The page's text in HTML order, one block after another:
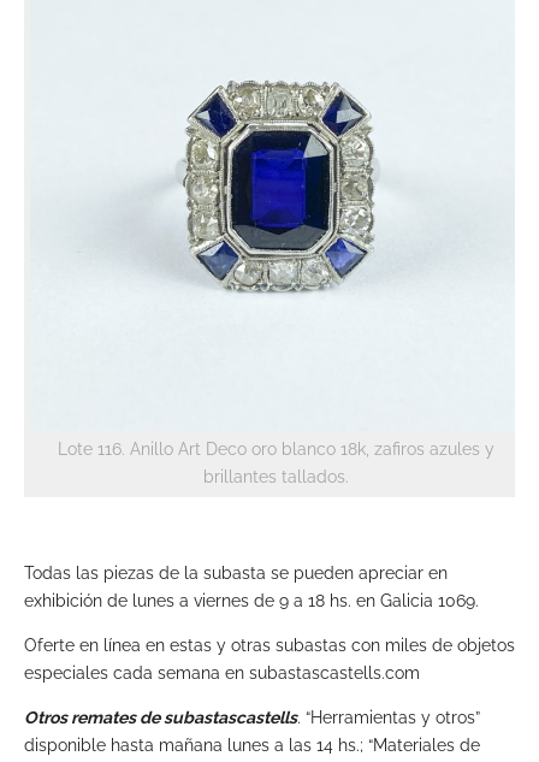
Lote 116. Anillo Art Deco oro blanco 18k, zafiros azules y
brillantes tallados.
Todas las piezas de la subasta se pueden apreciar en
exhibición de lunes a viernes de 9 a 18 hs. en Galicia 1069.
Oferte en línea en estas y otras subastas con miles de objetos
especiales cada semana en subastascastells.com
Otros remates de subastascastells. “Herramientas y otros”
disponible hasta mañana lunes a las 14 hs.; “Materiales de